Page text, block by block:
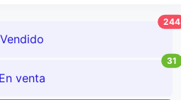
Vendido
244
En venta
31